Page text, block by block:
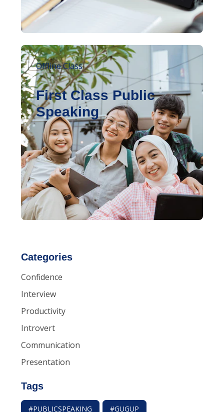
Categories
Confidence
Interview
Productivity
Introvert
Communication
Presentation
Tags
#PUBLICSPEAKING #GUGUP
Offline Class
First Class Public
Speaking